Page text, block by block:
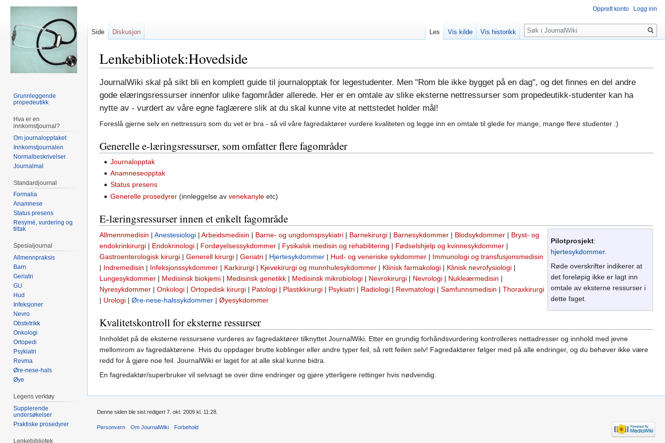
Lenkebibliotek:Hovedside
Hopp
til
Hopp
til
JournalWiki skal på sikt bli en komplett guide til journalopptak for legestudenter. Men "Rom ble ikke bygget på en dag", og det finnes en del andre
gode elæringsressurser innenfor ulike fagområder allerede. Her er en omtale av slike eksterne nettressurser som propedeutikk-studenter kan ha
nytte av - vurdert av våre egne faglærere slik at du skal kunne vite at nettstedet holder mål!
Foreslå gjerne selv en nettressurs som du vet er bra - så vil våre fagredaktører vurdere kvaliteten og legge inn en omtale til glede for mange, mange flere studenter :)
Generelle e-læringsressurser, som omfatter flere fagområder
Journalopptak
Anamneseopptak
Status presens
Generelle prosedyrer (innleggelse avvenekanyle etc)
E-læringsressurser innen et enkelt fagområde
Pilotprosjekt:
hjertesykdommer.
Røde overskrifter indikerer at
det foreløpig ikke er lagt inn
omtale av eksterne ressurser i
dette faget.
Allmennmedisin | Anestesiologi | Arbeidsmedisin | Barne- og ungdomspsykiatri | Barnekirurgi | Barnesykdommer | Blodsykdommer | Bryst- og
endokrinkirurgi | Endokrinologi | Fordøyelsessykdommer | Fysikalsk medisin og rehabilitering | Fødselshjelp og kvinnesykdommer |
Gastroenterologisk kirurgi | Generell kirurgi | Geriatri | Hjertesykdommer | Hud- og veneriske sykdommer | Immunologi og transfusjonsmedisin
| Indremedisin | Infeksjonssykdommer | Karkirurgi | Kjevekirurgi og munnhulesykdommer | Klinisk farmakologi | Klinisk nevrofysiologi |
Lungesykdommer | Medisinsk biokjemi | Medisinsk genetikk | Medisinsk mikrobiologi | Nevrokirurgi | Nevrologi | Nukleærmedisin |
Nyresykdommer | Onkologi | Ortopedisk kirurgi | Patologi | Plastikkirurgi | Psykiatri | Radiologi | Revmatologi | Samfunnsmedisin | Thoraxkirurgi
| Urologi | Øre-nese-halssykdommer | Øyesykdommer
Kvalitetskontroll for eksterne ressurser
Innholdet på de eksterne ressursene vurderes av fagredaktører tilknyttet JournalWiki. Etter en grundig forhåndsvurdering kontrolleres nettadresser og innhold med jevne
mellomrom av fagredaktørene. Hvis du oppdager brutte koblinger eller andre typer feil, så rett feilen selv! Fagredaktører følger med på alle endringer, og du behøver ikke være
redd for å gjøre noe feil. JournalWiki er laget for at alle skal kunne bidra.
En fagredaktør/superbruker vil selvsagt se over dine endringer og gjøre ytterligere rettinger hvis nødvendig.
Opprett konto Logg inn
Side Diskusjon Les Vis kilde Vis historikk
Søk
Grunnleggende
propedeutikk
Hva er en
innkomstjournal?
Om journalopptaket
Innkomstjournalen
Normalbeskrivelser
Journalmal
Standardjournal
Formalia
Anamnese
Status presens
Resymé, vurdering og
tiltak
Spesialjournal
Allmennpraksis
Barn
Geriatri
GU
Hud
Infeksjoner
Nevro
Obstetrikk
Onkologi
Ortopedi
Psykiatri
Revma
Øre-nese-hals
Øye
Legens verktøy
Supplerende
undersøkelser
Praktiske prosedyrer
Lenkebibliotek
Denne siden ble sist redigert 7. okt. 2009 kl. 11:28.
Personvern Om JournalWiki Forbehold